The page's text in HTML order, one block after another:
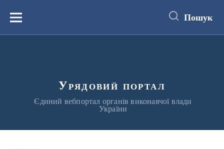
вмістуМеню Пошук
Урядовий портал
Єдиний вебпортал органів виконавчої влади
України